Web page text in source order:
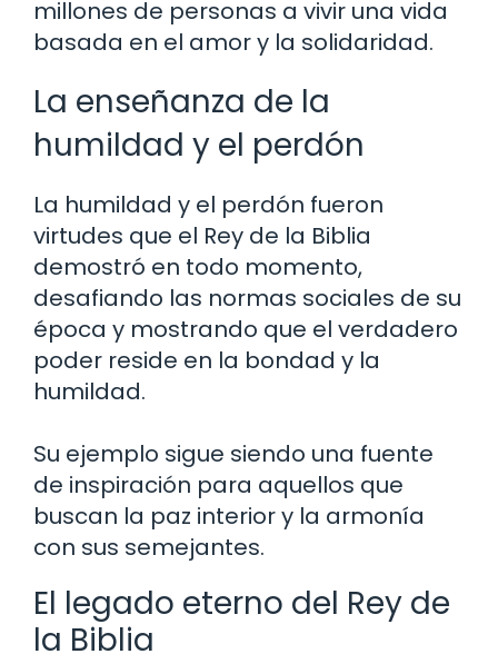
millones de personas a vivir una vida
basada en el amor y la solidaridad.
La enseñanza de la
humildad y el perdón
La humildad y el perdón fueron
virtudes que el Rey de la Biblia
demostró en todo momento,
desafiando las normas sociales de su
época y mostrando que el verdadero
poder reside en la bondad y la
humildad.
Su ejemplo sigue siendo una fuente
de inspiración para aquellos que
buscan la paz interior y la armonía
con sus semejantes.
El legado eterno del Rey de
la Biblia